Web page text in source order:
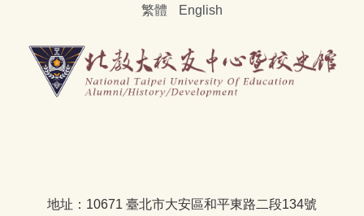
繁體 English
地址：10671 臺北市大安區和平東路二段134號